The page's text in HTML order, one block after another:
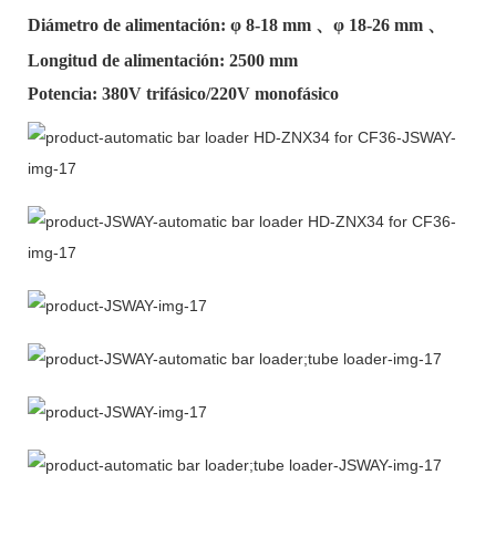
Diámetro de alimentación: φ 8-18 mm 、φ 18-26 mm 、
Longitud de alimentación: 2500 mm
Potencia: 380V trifásico/220V monofásico